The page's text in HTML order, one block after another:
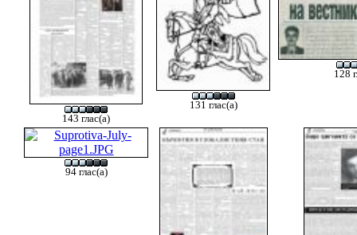
143 глас(а)
131 глас(а)
128
94 глас(а)